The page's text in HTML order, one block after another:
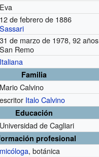
Eva
12 de febrero de 1886
Sassari
31 de marzo de 1978, 92 años
San Remo
Italiana
Familia
Mario Calvino
escritor Italo Calvino
Educación
Universidad de Cagliari
profesional
micóloga, botánica